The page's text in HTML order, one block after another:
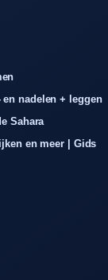
nadelen + leggen
Sahara
en meer | Gids